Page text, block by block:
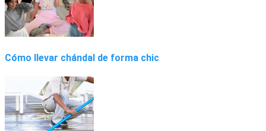
Cómo llevar chándal de forma chic